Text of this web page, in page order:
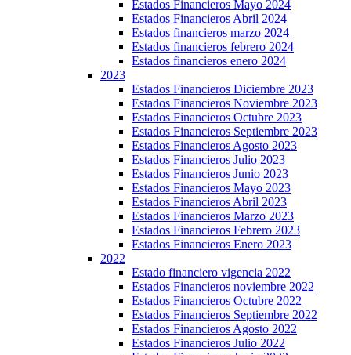
Estados Financieros Mayo 2024
Estados Financieros Abril 2024
Estados financieros marzo 2024
Estados financieros febrero 2024
Estados financieros enero 2024
2023
Estados Financieros Diciembre 2023
Estados Financieros Noviembre 2023
Estados Financieros Octubre 2023
Estados Financieros Septiembre 2023
Estados Financieros Agosto 2023
Estados Financieros Julio 2023
Estados Financieros Junio 2023
Estados Financieros Mayo 2023
Estados Financieros Abril 2023
Estados Financieros Marzo 2023
Estados Financieros Febrero 2023
Estados Financieros Enero 2023
2022
Estado financiero vigencia 2022
Estados Financieros noviembre 2022
Estados Financieros Octubre 2022
Estados Financieros Septiembre 2022
Estados Financieros Agosto 2022
Estados Financieros Julio 2022